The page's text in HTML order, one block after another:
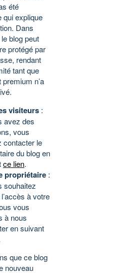
été
qui explique
Dans
blog peut
protégé par
rendant
tant que
premium n’a
visiteurs :
avez des
vous
contacter le
du blog en
ce lien.
propriétaire :
souhaitez
à votre
vous
à nous
en suivant
que ce blog
nouveau